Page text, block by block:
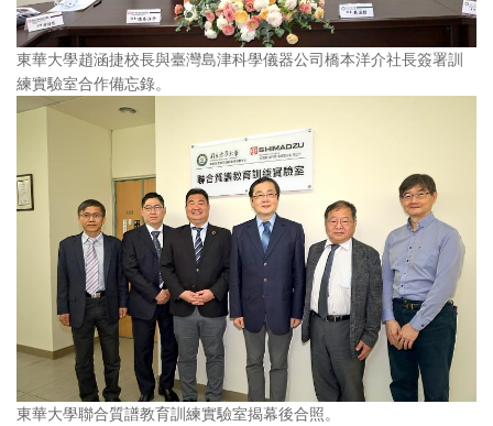
東華大學趙涵捷校長與臺灣島津科學儀器公司橋本洋介社長簽署訓
練實驗室合作備忘錄。
東華大學聯合質譜教育訓練實驗室揭幕後合照。